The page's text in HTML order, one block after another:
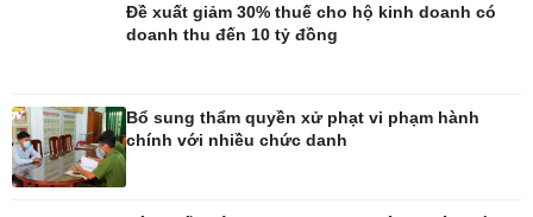
Nghệ sĩ
Thời trang
Sao Việt
Tư vấn
Săn Tour
Đề xuất giảm 30% thuế cho hộ kinh doanh có
doanh thu đến 10 tỷ đồng
Bổ sung thẩm quyền xử phạt vi phạm hành
chính với nhiều chức danh